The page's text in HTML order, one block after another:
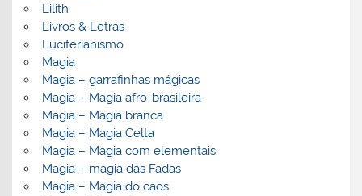
Lilith
Livros & Letras
Luciferianismo
Magia
Magia – garrafinhas mágicas
Magia – Magia afro-brasileira
Magia – Magia branca
Magia – Magia Celta
Magia – Magia com elementais
Magia – magia das Fadas
Magia – Magia do caos